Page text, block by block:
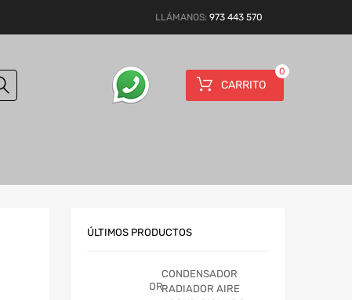
LLÁMANOS: 973 443 570
CARRITO
0
ÚLTIMOS PRODUCTOS
CONDENSADOR
RADIADOR AIRE